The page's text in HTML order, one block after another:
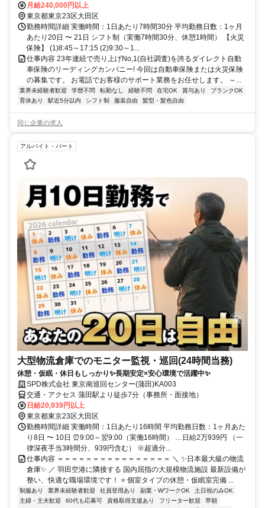
き方にも対応※業務定着の様子や繁忙度により頻度調整あり
月給240,000円以上
東京都東京23区大田区
勤務時間詳細 実働時間：1日あたり7時間30分 平均勤務日数：1ヶ月
あたり20日 〜 21日 シフト制（実働7時間30分、休憩1時間） 【火災
保険】 (1)8:45～17:15 (2)9:30～1...
仕事内容 23年連続で売り上げNo,1(自社調査)を誇るダイレクト自動
車保険のリーディングカンパニー! 今回は自動車保険または火災保険
の募集です。 お電話でお客様のサポート業務をお任せします。 ～...
業界未経験者歓迎 学歴不問 転勤なし 経験不問 在宅OK 賞与あり
ブランクOK
育休あり
駅近5分以内 シフト制 服装自由 髪型・髪色自由
同じ企業の求人
アルバイト・パート
大型物流倉庫でのモニター監視・巡回(24時間当務)
休憩・仮眠・休日もしっかり✨長期安定×安心環境で活躍中✨
SPD株式会社 東京南巡回センター(蒲田)KA003
交通・アクセス 蒲田駅より徒歩7分（事務所・面接地）
日給20,939円以上
東京都東京23区大田区
勤務時間詳細 実働時間：1日あたり16時間 平均勤務日数：1ヶ月あた
り8日 〜 10日 ⏰9:00～翌9:00（実働16時間） …日給2万939円 （一
律深夜手当3時間分、939円含む） ※超過分...
仕事内容 ＝＝＝＝＝＝＝＝＝＝＝＝＝＝＝＝ ＼ ✨日本最大級の物流
倉庫✨ ／ 羽田空港に隣接する 国内屈指の大規模物流施設 最新設備が
整い、快適な職場環境です！ ⭐ 個室タイプの休憩・仮眠室完備 ...
制服あり 業界未経験者歓迎 社員登用あり 副業・WワークOK
土日祝のみOK
主婦・主夫歓迎
60代も応募可 資格取得支援あり フリーター歓迎
早朝